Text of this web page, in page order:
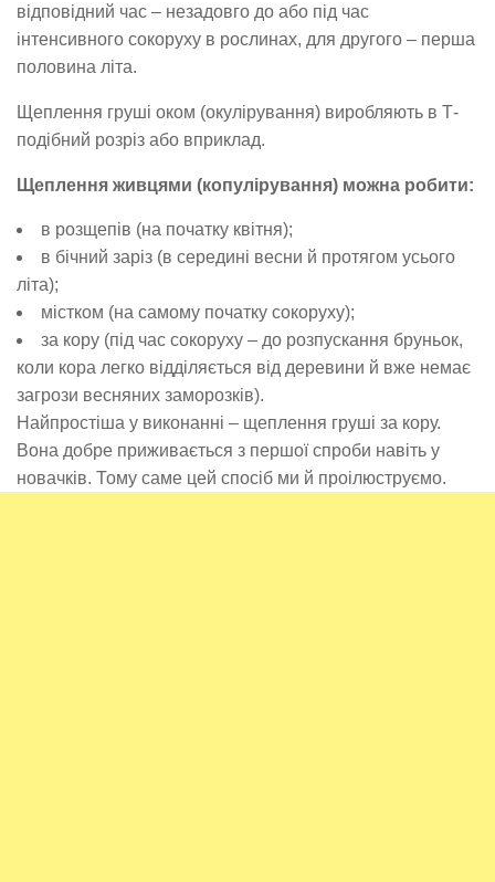
відповідний час – незадовго до або під час
інтенсивного сокоруху в рослинах, для другого – перша
половина літа.
Щеплення груші оком (окулірування) виробляють в Т-
подібний розріз або вприклад.
Щеплення живцями (копулірування) можна робити:
в розщепів (на початку квітня);
в бічний заріз (в середині весни й протягом усього
літа);
містком (на самому початку сокоруху);
за кору (під час сокоруху – до розпускання бруньок,
коли кора легко відділяється від деревини й вже немає
загрози весняних заморозків).
Найпростіша у виконанні – щеплення груші за кору.
Вона добре приживається з першої спроби навіть у
новачків. Тому саме цей спосіб ми й проілюструємо.